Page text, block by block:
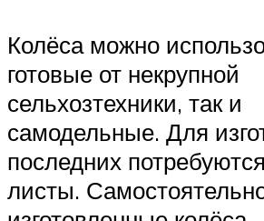
Колёса можно
готовые от некрупной
сельхозтехники, так и
самодельные. Для
последних
листы.